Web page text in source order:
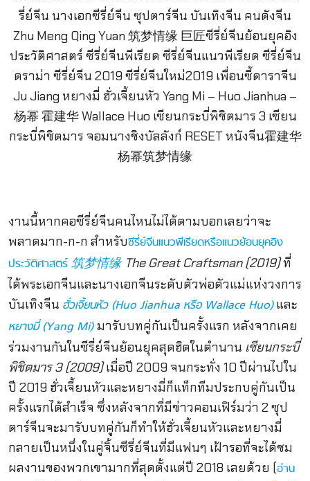
งานนี้หากคอซีรี่ย์จีนคนไหนไม่ได้ตามบอกเลยว่าจะ
พลาดมาก-ก-ก สำหรับซีรี่ย์จีนแนวพีเรียดหรือแนวย้อนยุคอิง
ประวัติศาสตร์筑梦情缘 The Great Craftsman (2019)ที่
ได้พระเอกจีนและนางเอกจีนระดับตัวพ่อตัวแม่แห่งวงการ
บันเทิงจีน ฮั่วเจี้ยนหัว (Huo Jianhua หรือ Wallace Huo)และ
หยางมี่ (Yang Mi)มารับบทคู่กันเป็นครั้งแรก หลังจากเคย
ร่วมงานกันในซีรี่ย์จีนย้อนยุคสุดฮิตในตำนาน เซียนกระบี่
พิชิตมาร3 (2009)เมื่อปี 2009 จนกระทั่ง 10 ปีผ่านไปใน
ปี 2019 ฮั่วเจี้ยนหัวและหยางมี่ก็แท็กทีมประกบคู่กันเป็น
ครั้งแรกได้สำเร็จ ซึ่งหลังจากที่มีข่าวคอนเฟิร์มว่า 2 ซุป
ตาร์จีนจะมารับบทคู่กันก็ทำให้ฮั่วเจี้ยนหัวและหยางมี่
กลายเป็นหนึ่งในคู่จิ้นซีรี่ย์จีนที่มีแฟนๆ เฝ้ารอที่จะได้ชม
ผลงานของพวกเขามากที่สุดตั้งแต่ปี 2018 เลยด้วย (อ่าน